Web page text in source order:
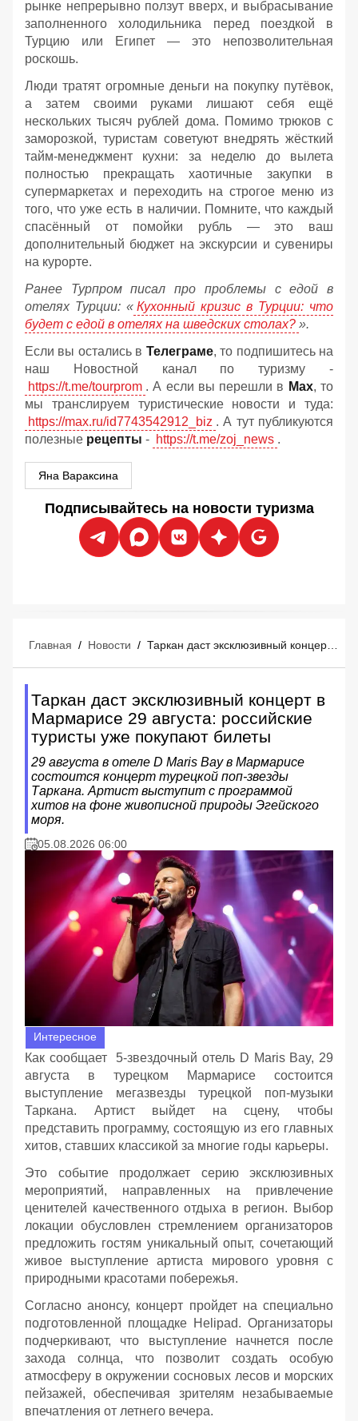
рынке непрерывно ползут вверх, и выбрасывание
заполненного холодильника перед поездкой в
Турцию или Египет — это непозволительная
роскошь.
Люди тратят огромные деньги на покупку путёвок,
а затем своими руками лишают себя ещё
нескольких тысяч рублей дома. Помимо трюков с
заморозкой, туристам советуют внедрять жёсткий
тайм-менеджмент кухни: за неделю до вылета
полностью прекращать хаотичные закупки в
супермаркетах и переходить на строгое меню из
того, что уже есть в наличии. Помните, что каждый
спасённый от помойки рубль — это ваш
дополнительный бюджет на экскурсии и сувениры
на курорте.
Ранее Турпром писал про проблемы с едой в
отелях Турции: « Кухонный кризис в Турции: что
будет с едой в отелях на шведских столах? ».
Если вы остались в Телеграме, то подпишитесь на
наш Новостной канал по туризму -
https://t.me/tourprom . А если вы перешли в Мах, то
мы транслируем туристические новости и туда:
https://max.ru/id7743542912_biz . А тут публикуются
полезные рецепты - https://t.me/zoj_news .
Яна Вараксина
Подписывайтесь на новости туризма
Главная / Новости /
Таркан даст эксклюзивный концерт в
Мармарисе 29 августа: российские
туристы уже покупают билеты
29 августа в отеле D Maris Bay в Мармарисе
состоится концерт турецкой поп-звезды
Таркана. Артист выступит с программой
хитов на фоне живописной природы Эгейского
моря.
05.08.2026 06:00
Интересное
Как сообщает 5-звездочный отель D Maris Bay, 29
августа в турецком Мармарисе состоится
выступление мегазвезды турецкой поп-музыки
Таркана. Артист выйдет на сцену, чтобы
представить программу, состоящую из его главных
хитов, ставших классикой за многие годы карьеры.
Это событие продолжает серию эксклюзивных
мероприятий, направленных на привлечение
ценителей качественного отдыха в регион. Выбор
локации обусловлен стремлением организаторов
предложить гостям уникальный опыт, сочетающий
живое выступление артиста мирового уровня с
природными красотами побережья.
Согласно анонсу, концерт пройдет на специально
подготовленной площадке Helipad. Организаторы
подчеркивают, что выступление начнется после
захода солнца, что позволит создать особую
атмосферу в окружении сосновых лесов и морских
пейзажей, обеспечивая зрителям незабываемые
впечатления от летнего вечера.